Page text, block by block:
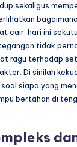
sekaligus
cair: hari ini
tidak
ragu terhadap
Di sinilah
siapa yang
bertahan di